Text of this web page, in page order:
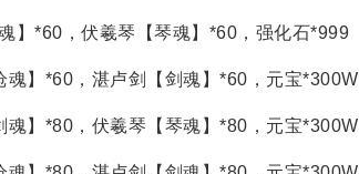
】*60，伏羲琴【琴魂】*60，强化石*999
】*60，湛卢剑【剑魂】*60，元宝*300W
】*80，伏羲琴【琴魂】*80，元宝*300W